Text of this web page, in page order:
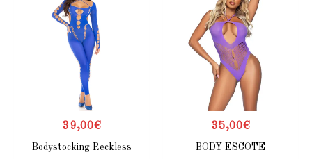
39,00€
Bodystocking Reckless
35,00€
BODY ESCOTE